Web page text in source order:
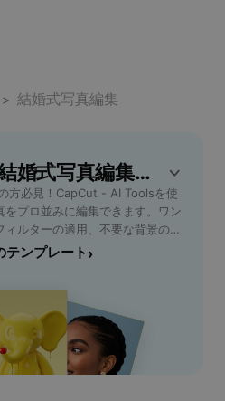
レーター
レーター
ディター
ンプレート
ト
レート
ト
ープログラム
キャンパス
> 結婚式写真編集
CapCutの無料結婚式写真編集テンプレート
方必見！CapCut - AI Toolsを使
をプロ並みに編集できます。ワン
ルターの適用、不要な背景の除
。初心者でも直感的に操作でき、
ウド保存で、大切な写真をいつで
婦やフォトグラファーにもおすす
を始めて、最高の瞬間を永遠に輝
ましょう。
テンプレート ›